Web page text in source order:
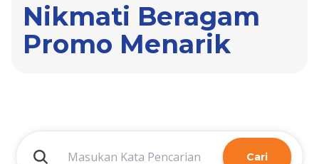
Nikmati Beragam
Promo Menarik
Cari